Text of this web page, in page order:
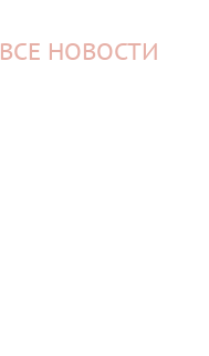
ВСЕ НОВОСТИ